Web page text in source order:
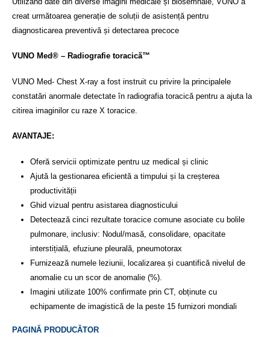
creat următoarea generație de soluții de asistență pentru
diagnosticarea preventivă și detectarea precoce
VUNO Med® – Radiografie toracică™
VUNO Med- Chest X-ray a fost instruit cu privire la principalele
constatări anormale detectate în radiografia toracică pentru a ajuta la
citirea imaginilor cu raze X toracice.
AVANTAJE:
Oferă servicii optimizate pentru uz medical și clinic
Ajută la gestionarea eficientă a timpului și la creșterea
productivității
Ghid vizual pentru asistarea diagnosticului
Detectează cinci rezultate toracice comune asociate cu bolile
pulmonare, inclusiv: Nodul/masă, consolidare, opacitate
interstițială, efuziune pleurală, pneumotorax
Furnizează numele leziunii, localizarea și cuantifică nivelul de
anomalie cu un scor de anomalie (%).
Imagini utilizate 100% confirmate prin CT, obținute cu
echipamente de imagistică de la peste 15 furnizori mondiali
PAGINĂ PRODUCĂTOR